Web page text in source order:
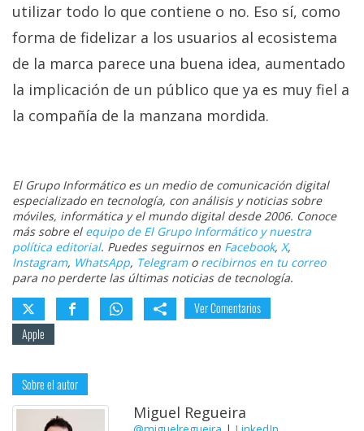
utilizar todo lo que contiene o no. Eso sí, como
forma de fidelizar a los usuarios al ecosistema
de la marca parece una buena idea, aumentado
la implicación de un público que ya es muy fiel a
la compañía de la manzana mordida.
El Grupo Informático es un medio de comunicación digital
especializado en tecnología, con análisis y noticias sobre
móviles, informática y el mundo digital desde 2006. Conoce
más sobre el equipo de El Grupo Informático y nuestra
política editorial. Puedes seguirnos en Facebook, X,
Instagram, WhatsApp, Telegramo recibirnos en tu correo
para no perderte las últimas noticias de tecnología.
Ver Comentarios
Apple
Sobre el autor
Miguel Regueira